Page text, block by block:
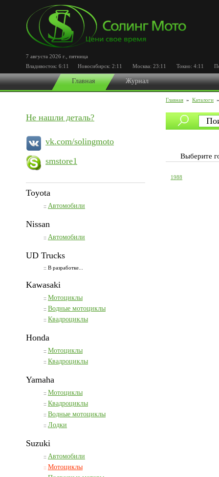
7 августа 2026 г.
пятница
Владивосток: 6:11 Новосибирск: 2:11 Москва: 23:11 Токио: 4:11
Главная Журнал
Главная » Каталоги
Не нашли деталь?
vk.com/solingmoto
smstore1
Toyota
:: Автомобили
Nissan
:: Автомобили
UD Trucks
:: В разработке...
Kawasaki
:: Мотоциклы
:: Водные мотоциклы
:: Квадроциклы
Honda
:: Мотоциклы
:: Квадроциклы
Yamaha
:: Мотоциклы
:: Квадроциклы
:: Водные мотоциклы
:: Лодки
Suzuki
:: Автомобили
:: Мотоциклы
Выберите
1988